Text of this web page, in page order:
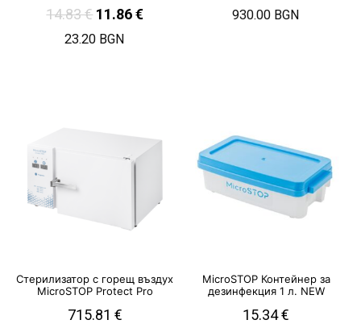
14.83€ 11.86€
23.20 BGN
930.00 BGN
Стерилизатор с горещ въздух
MicroSTOP Protect Pro
715.81 €
MicroSTOP Контейнер за
дезинфекция 1 л. NEW
15.34€